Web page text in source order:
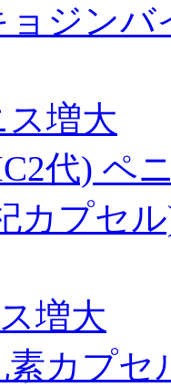
ョジン
ス増大
代) ペ
カプセ
増大
素カプセ